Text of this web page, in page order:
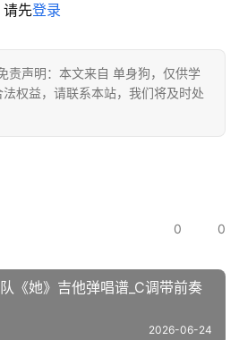
请先登录
责声明：本文来自 单身狗，仅供学
权益，请联系本站，我们将及时处
0 0
《她》吉他弹唱谱_C调带前奏
2026-06-24